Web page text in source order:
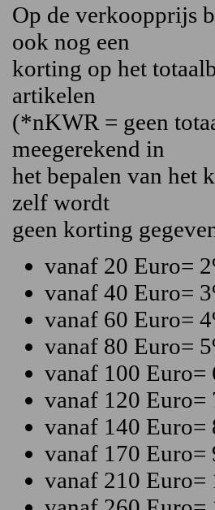
Op de verkoopprijs
ook nog een
korting op het
artikelen
(*nKWR = geen
meegerekend in
het bepalen van het
zelf wordt
geen korting
vanaf 20 Euro=
vanaf 40 Euro=
vanaf 60 Euro=
vanaf 80 Euro=
vanaf 100
vanaf 120
vanaf 140
vanaf 170
vanaf 210